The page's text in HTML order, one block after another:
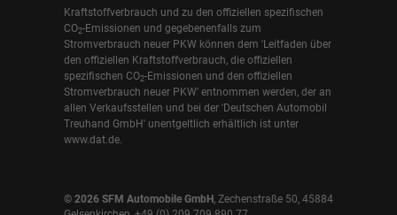
Kraftstoffverbrauch und zu den offiziellen spezifischen
CO2-Emissionen und gegebenenfalls zum
Stromverbrauch neuer PKW können dem 'Leitfaden über
den offiziellen Kraftstoffverbrauch, die offiziellen
spezifischen CO2-Emissionen und den offiziellen
Stromverbrauch neuer PKW' entnommen werden, der an
allen Verkaufsstellen und bei der 'Deutschen Automobil
Treuhand GmbH' unentgeltlich erhältlich ist unter
www.dat.de.
© 2026 SFM Automobile GmbH Zechenstraße 50 45884